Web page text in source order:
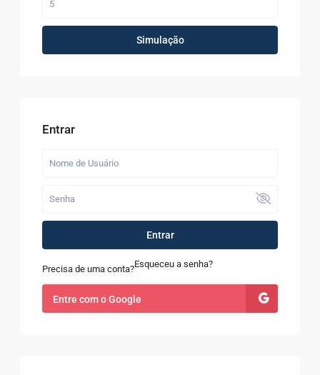
Simulação
Entrar
Entrar
Precisa de uma conta?Esqueceu a senha?
Entre com o Google